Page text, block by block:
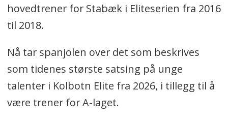
hovedtrener for Stabæk i Eliteserien fra 2016
til 2018.
Nå tar spanjolen over det som beskrives
som tidenes største satsing på unge
talenter i Kolbotn Elite fra 2026, i tillegg til å
være trener for A-laget.